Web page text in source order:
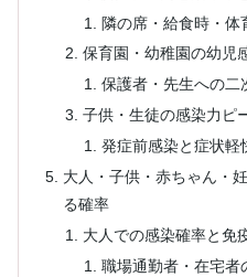
隣の席・給食時・体
保育園・幼稚園の幼児
保護者・先生への二
子供・生徒の感染力ピ
発症前感染と症状軽
大人・子供・赤ちゃん・
る確率
大人での感染確率と免
職場通勤者・在宅者